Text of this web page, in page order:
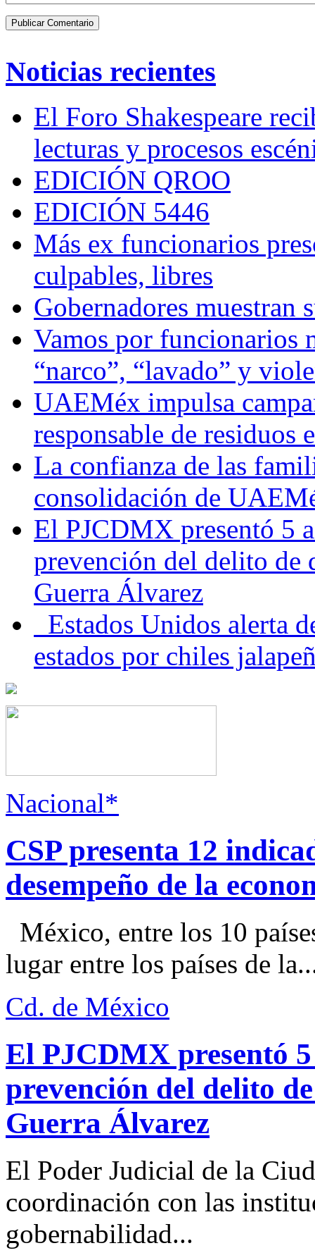
Noticias recientes
El Foro Shakespeare
lecturas y procesos
EDICIÓN QROO
EDICIÓN 5446
Más ex funcionarios
culpables, libres
Gobernadores muestran
Vamos por funcionarios
“narco”, “lavado” y
UAEMéx impulsa
responsable de residuos
La confianza de las
consolidación de
El PJCDMX presentó 5
prevención del delito de
Guerra Álvarez
Estados Unidos alerta
estados por chiles
Nacional*
CSP presenta 12
desempeño de la
México, entre los 10
lugar entre los países de
Cd. de México
El PJCDMX presentó
prevención del delito
Guerra Álvarez
El Poder Judicial de la
coordinación con las
gobernabilidad...